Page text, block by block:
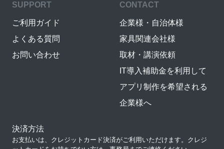
SUPPORT
ご利用ガイド
よくある質問
お問い合わせ
CONTACT
企業様・自治体様
家具関連会社様
取材・講演依頼
IT導入補助金を利用して
アプリ制作を希望される
企業様へ
決済方法
お支払いは、クレジットカード決済がご利用いただけます。クレジ